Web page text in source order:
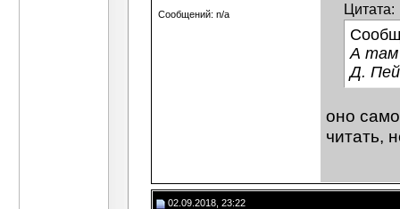
Сообщений: n/a
Цитата:
А там
Д.
оно
читать,
02.09.2018, 23:22